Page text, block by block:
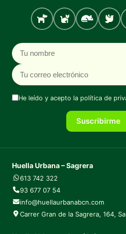
Perro Gato Roedores
Aves
Nombre
Correo electrónico
He leído y acepto la política de
Suscribirme
Huella Urbana – Sagrera
613 742 322
93 677 07 54
info@huellaurbanabcn.com
Carrer Gran de la Sagrera, 164,